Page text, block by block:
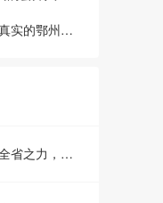
看完忍住不要哭
支援鄂州请铭记